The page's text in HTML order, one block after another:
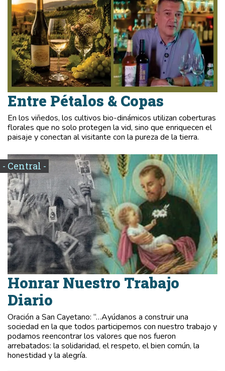
Entre Pétalos & Copas
En los viñedos, los cultivos bio-dinámicos utilizan coberturas
florales que no solo protegen la vid, sino que enriquecen el
paisaje y conectan al visitante con la pureza de la tierra.
- Central -
Honrar Nuestro Trabajo
Diario
Oración a San Cayetano: “…Ayúdanos a construir una
sociedad en la que todos participemos con nuestro trabajo y
podamos reencontrar los valores que nos fueron
arrebatados: la solidaridad, el respeto, el bien común, la
honestidad y la alegría.